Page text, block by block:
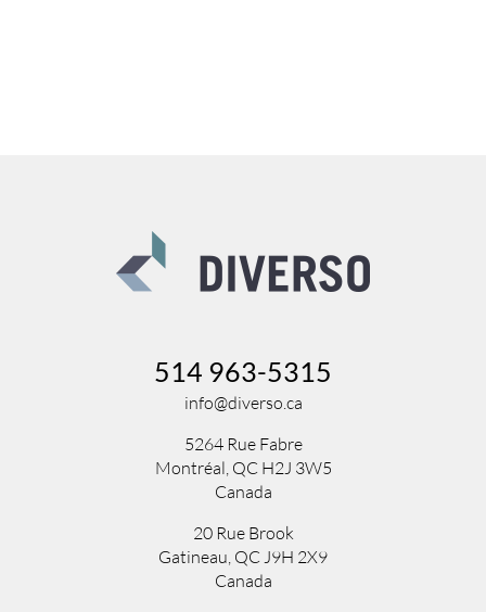
514 963-5315
info@diverso.ca
5264 Rue Fabre
Montréal, QC H2J 3W5
Canada
20 Rue Brook
Gatineau, QC J9H 2X9
Canada